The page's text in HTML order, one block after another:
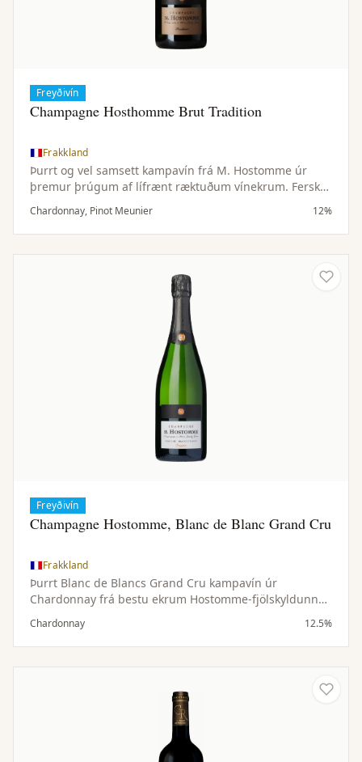
Freyðivín
Champagne Hosthomme Brut Tradition
Frakkland
Þurrt og vel samsett kampavín frá M. Hostomme úr
þremur þrúgum af lífrænt ræktuðum vínekrum. Ferskt,
ávaxtaríkt og fínlegt með góðu jafnvægi.
Chardonnay, Pinot Meunier 12%
Freyðivín
Champagne Hostomme, Blanc de Blanc Grand Cru
Frakkland
Þurrt Blanc de Blancs Grand Cru kampavín úr
Chardonnay frá bestu ekrum Hostomme-fjölskyldunnar.
Fínlegur ilmur og fágað, hressandi bragð.
Chardonnay 12.5%